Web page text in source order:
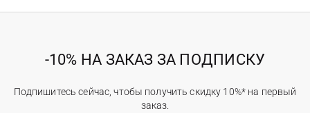
-10% НА ЗАКАЗ ЗА ПОДПИСКУ
Подпишитесь сейчас, чтобы получить скидку 10%* на первый
заказ.